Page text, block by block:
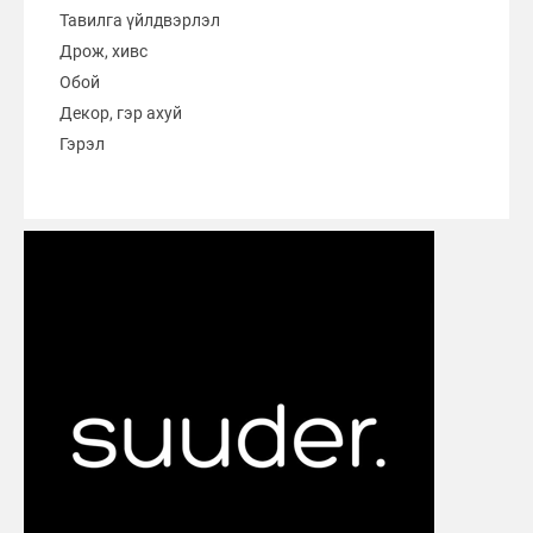
Тавилга үйлдвэрлэл
Дрож, хивс
Обой
Декор, гэр ахуй
Гэрэл